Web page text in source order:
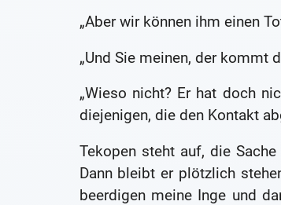
„Aber wir können ihm einen
„Und Sie meinen, der kommt
„Wieso nicht? Er hat doch
diejenigen, die den Kontakt
Tekopen steht auf, die
Dann bleibt er plötzlich
beerdigen meine Inge und